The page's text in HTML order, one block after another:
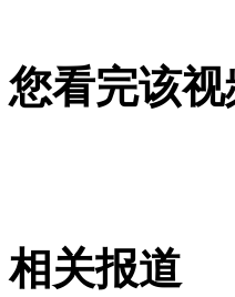
黑心老板用秘鲁币冒
您看完该
相关报道